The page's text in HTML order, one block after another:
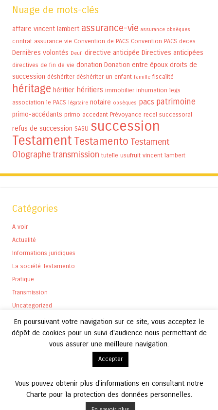
Nuage de mots-clés
affaire vincent lambert assurance-vie assurance obsèques
contrat assurance vie Convention de PACS Convention PACS deces
Dernières volontés Deuil directive anticipée Directives anticipées
directives de fin de vie donation Donation entre époux droits de
succession déshériter déshériter un enfant Famille fiscalité
héritage héritier héritiers immobilier inhumation legs
association le PACS légataire notaire obsèques pacs patrimoine
primo-accédants primo accedant Prévoyance recel successoral
refus de succession SASU succession
Testament Testamento Testament
Olographetransmission tutelle usufruit vincent lambert
Catégories
A voir
Actualité
Informations juridiques
La société Testamento
Pratique
Transmission
Uncategorized
En poursuivant votre navigation sur ce site, vous acceptez le
dépôt de cookies pour un suivi d'audience nous permettant de
vous assurer une meilleure navigation.
Accepter
Vous pouvez obtenir plus d'informations en consultant notre
Charte pour la protection des données personnelles.